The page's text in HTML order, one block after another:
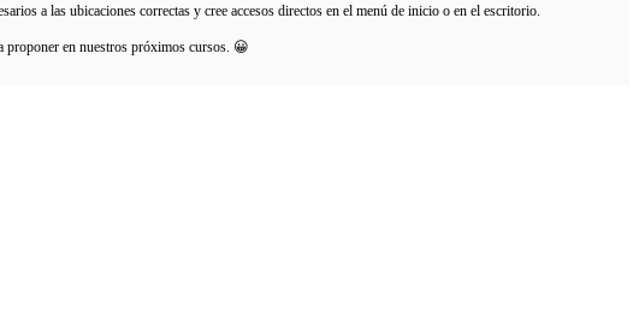
a las ubicaciones correctas y cree accesos directos en el menú de inicio o en el escritorio.
proponer en nuestros próximos cursos. 😀